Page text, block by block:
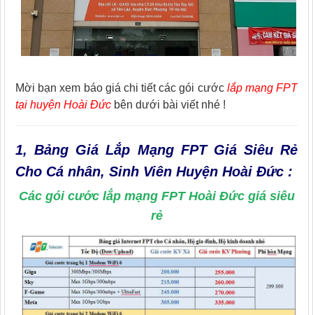
Mời bạn xem báo giá chi tiết các gói cước lắp mạng FPT
tại huyện Hoài Đức bên dưới bài viết nhé !
1, Bảng Giá Lắp Mạng FPT Giá Siêu Rẻ
Cho Cá nhân, Sinh Viên Huyện Hoài Đức :
Các gói cước lắp mạng FPT Hoài Đức giá siêu
rẻ